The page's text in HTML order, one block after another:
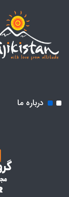
درباره ما